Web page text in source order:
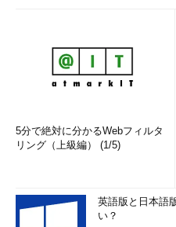
も驚いた。まず、このままで
ものを復号するところから始
筆者のチームは問題文の下記
に酷似していないだろうか。
OFFT://YYY.AHB.MSK/
上記部分がURLであるという
ようないろいろなことが見えて
5分で絶対に分かるWebフィルタ
リング（上級編） (1/5)
英語版と日本語
い？